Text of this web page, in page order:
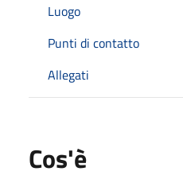
Luogo
Punti di contatto
Allegati
Cos'è